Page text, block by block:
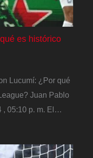
es histórico
Lucumí: ¿Por qué
Juan Pablo
, 05:10 p. m. El…